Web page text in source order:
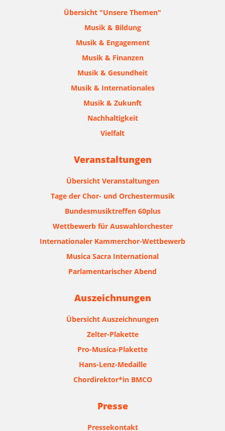
Übersicht "Unsere Themen"
Musik & Bildung
Musik & Engagement
Musik & Finanzen
Musik & Gesundheit
Musik & Internationales
Musik & Zukunft
Nachhaltigkeit
Vielfalt
Veranstaltungen
Übersicht Veranstaltungen
Tage der Chor- und Orchestermusik
Bundesmusiktreffen 60plus
Wettbewerb für Auswahlorchester
Internationaler Kammerchor-Wettbewerb
Musica Sacra International
Parlamentarischer Abend
Auszeichnungen
Übersicht Auszeichnungen
Zelter-Plakette
Pro-Musica-Plakette
Hans-Lenz-Medaille
Chordirektor*in BMCO
Presse
Pressekontakt